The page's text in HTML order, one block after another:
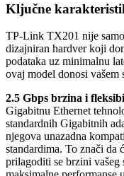
Ključne
TP-Link TX201 nije
dizajniran hardver koji
podataka uz minimalnu
ovaj model donosi vašem
2.5 Gbps brzina i
Gigabitnu Ethernet
standardnih Gigabitnih
njegova unazadna
standardima. To znači da
prilagoditi se brzini